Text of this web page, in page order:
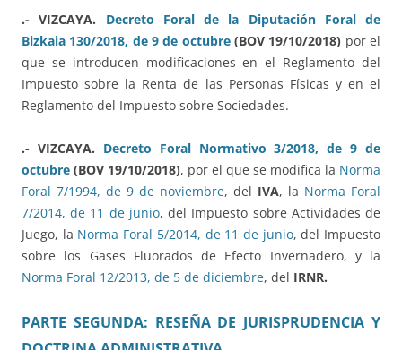
.- VIZCAYA. Decreto Foral de la Diputación Foral de
Bizkaia 130/2018, de 9 de octubre(BOV 19/10/2018) por el
que se introducen modificaciones en el Reglamento del
Impuesto sobre la Renta de las Personas Físicas y en el
Reglamento del Impuesto sobre Sociedades.
.- VIZCAYA. Decreto Foral Normativo 3/2018, de 9 de
octubre (BOV 19/10/2018), por el que se modifica la Norma
Foral 7/1994, de 9 de noviembre, del IVA, la Norma Foral
7/2014, de 11 de junio, del Impuesto sobre Actividades de
Juego, la Norma Foral 5/2014, de 11 de junio, del Impuesto
sobre los Gases Fluorados de Efecto Invernadero, y la
Norma Foral 12/2013, de 5 de diciembre, del IRNR.
PARTE SEGUNDA: RESEÑA DE JURISPRUDENCIA Y